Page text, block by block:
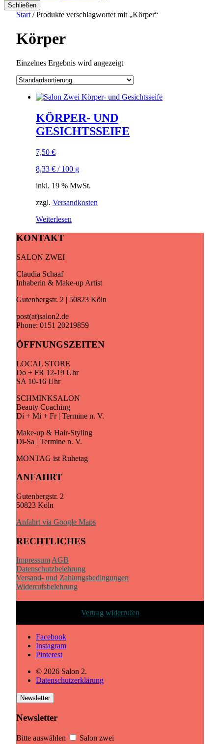
Schließen
Start / Produkte verschlagwortet mit „Körper“
Körper
Einzelnes Ergebnis wird angezeigt
KÖRPER- UND
GESICHTSSEIFE
7,50 €
8,33 € / 100 g
inkl. 19 % MwSt.
zzgl. Versandkosten
Weiterlesen
KONTAKT
SALON ZWEI
Claudia Schaaf
Inhaberin & Make-up Artist
Gutenbergstr. 2 | 50823 Köln
post(at)salon2.de
Phone: 0151 20219859
ÖFFNUNGSZEITEN
LOCAL STORE
Do + FR 12-19 Uhr
SA 10-16 Uhr
SCHMINKSALON
Beauty Coaching
Di + Mi + Fr | Termine n. V.
Make-up & Hair-Styling
Di-Sa | Termine n. V.
MONTAG ist Ruhetag
ANFAHRT
Gutenbergstr. 2
50823 Köln
Anfahrt via Google Maps
RECHTLICHES
ImpressumAGB
Datenschutzbelehrung
Versand- und Zahlungsbedingungen
Widerrufsbelehrung
Vertrag widerrufen
Facebook
Instagram
Pinterest
© 2026 Salon 2.
Datenschutzerklärung
Newsletter
Newsletter
Bitte auswählen Salon zwei